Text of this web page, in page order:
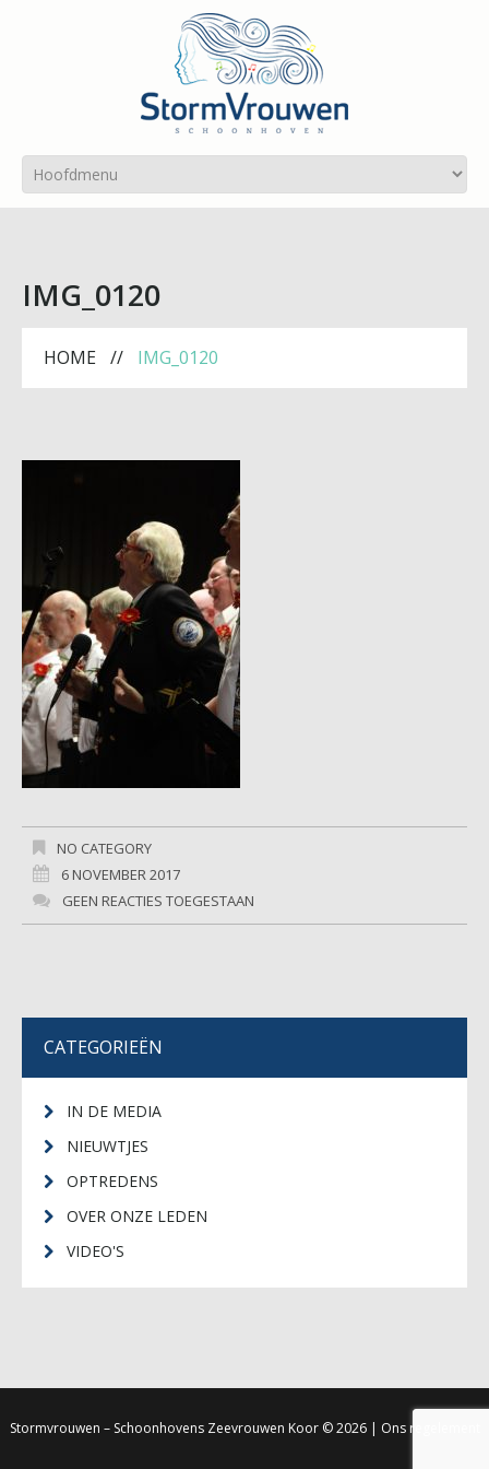
IMG_0120
HOME IMG_0120
NO CATEGORY
6 NOVEMBER 2017
GEEN REACTIES TOEGESTAAN
CATEGORIEËN
IN DE MEDIA
NIEUWTJES
OPTREDENS
OVER ONZE LEDEN
VIDEO'S
Stormvrouwen – Schoonhovens Zeevrouwen Koor© 2026 | Ons regelement